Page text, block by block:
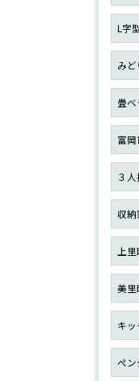
L字
み
畳ベ
富岡
３
収納
上
美里
キッ
ペン